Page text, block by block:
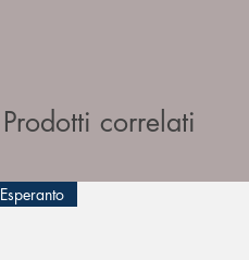
Prodotti correlati
Esperanto